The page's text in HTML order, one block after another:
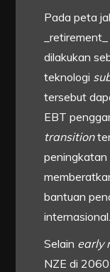
Pada peta
dilakukan
teknologi
tersebut
EBT
transition
peningkatan
bantuan
internasional.
Selain early
NZE di